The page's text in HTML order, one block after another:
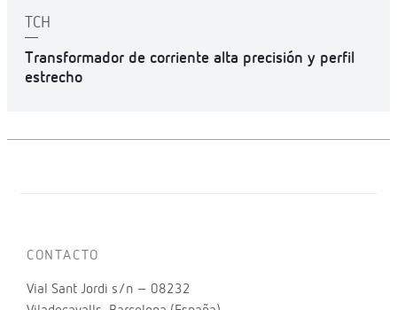
TCH
Transformador de corriente alta precisión y perfil
estrecho
CONTACTO
Vial Sant Jordi s/n – 08232